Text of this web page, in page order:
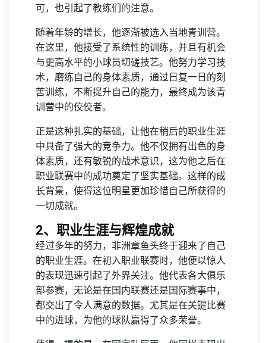
可，也引起了教练们的注意。
随着年龄的增长，他逐渐被选入当地青训营。
在这里，他接受了系统性的训练，并且有机会
与更高水平的小球员切磋技艺。他努力学习技
术，磨练自己的身体素质，通过日复一日的刻
苦训练，不断提升自己的能力，最终成为该青
训营中的佼佼者。
正是这种扎实的基础，让他在稍后的职业生涯
中具备了强大的竞争力。他不仅拥有出色的身
体素质，还有敏锐的战术意识，这为他之后在
职业联赛中的成功奠定了坚实基础。这样的成
长背景，使得这位明星更加珍惜自己所获得的
一切成就。
2、职业生涯与辉煌成就
经过多年的努力，非洲章鱼头终于迎来了自己
的职业生涯。在初入职业联赛时，他便以惊人
的表现迅速引起了外界关注。他代表各大俱乐
部参赛，无论是在国内联赛还是国际赛事中，
都交出了令人满意的数据。尤其是在关键比赛
中的进球，为他的球队赢得了众多荣誉。